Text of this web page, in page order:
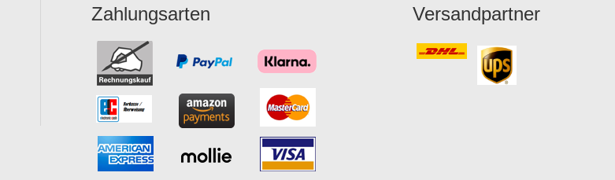
Zahlungsarten Versandpartner
Überschrift